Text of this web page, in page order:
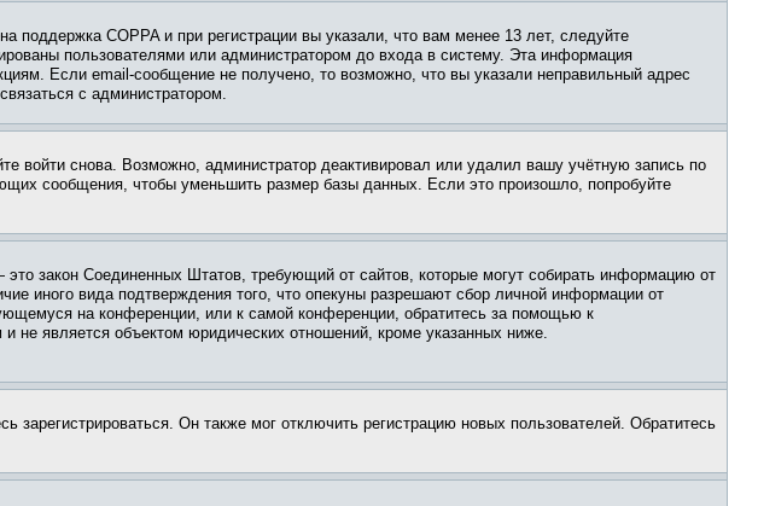
COPPA и при регистрации вы указали, что вам менее 13 лет, следуйте
пользователями или администратором до входа в систему. Эта информация
Если email-сообщение не получено, то возможно, что вы указали неправильный адрес
с администратором.
войти снова. Возможно, администратор деактивировал или удалил вашу учётную запись по
сообщения, чтобы уменьшить размер базы данных. Если это произошло, попробуйте
закон Соединенных Штатов, требующий от сайтов, которые могут собирать информацию от
иного вида подтверждения того, что опекуны разрешают сбор личной информации от
на конференции, или к самой конференции, обратитесь за помощью к
не является объектом юридических отношений, кроме указанных ниже.
Он также мог отключить регистрацию новых пользователей. Обратитесь